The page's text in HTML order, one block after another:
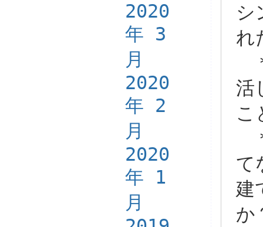
2020
年 3
月
2020
年 2
月
2020
年 1
月
シ
れ
活
こ
て
建
か